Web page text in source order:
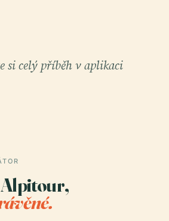
si celý příběh v aplikaci